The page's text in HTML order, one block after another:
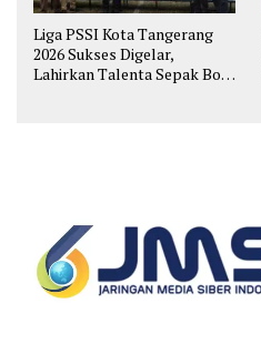
Liga PSSI Kota Tangerang
2026 Sukses Digelar,
Lahirkan Talenta Sepak Bola